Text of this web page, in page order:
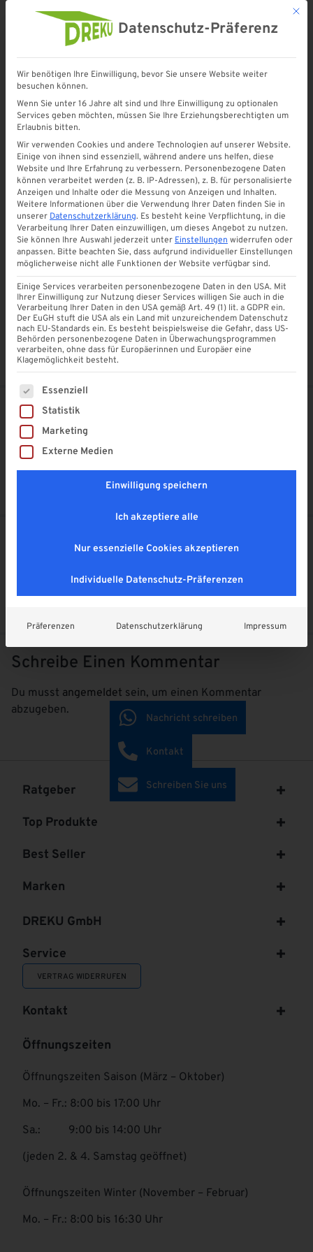
REFERENZEN
Ursula Sieger
VonWebtonia April 2018 0
Sehr geehrter Herr Schwalm,
Ich war mit Ihrer Beratung und der 3 netten Arbeitern
recht zufrieden.
Man kann Ihre Firma nur weiter empfehlen!
Liebe Grüße aus Castrop-Rauxel
Vorheriger Beitrag
Dieter und Marianne
Maier
Das könnte Ihnen auch gefallen
Schreibe Einen Kommentar
Du musst angemeldet sein, um einen Kommentar
abzugeben.
Ratgeber
Top Produkte
Best Seller
Marken
DREKU GmbH
Service
VERTRAG WIDERRUFEN
Kontakt
Öffnungszeiten
Öffnungszeiten Saison (März – Oktober)
Mo. – Fr.: 8:00 bis 17:00 Uhr
Sa.: 9:00 bis 14:00 Uhr
(jeden 2. & 4. Samstag geöffnet)
Öffnungszeiten Winter (November – Februar)
Mo. – Fr.: 8:00 bis 16:30 Uhr
Nachricht schreiben
Kontakt
Schreiben Sie uns
Mit
Datenschutz-Präferenz
Wir benötigen Ihre Einwilligung, bevor Sie unsere Website weiter
besuchen können.
Wenn Sie unter 16 Jahre alt sind und Ihre Einwilligung zu optionalen
Services geben möchten, müssen Sie Ihre Erziehungsberechtigten um
Erlaubnis bitten.
Wir verwenden Cookies und andere Technologien auf unserer Website.
Einige von ihnen sind essenziell, während andere uns helfen, diese
Website und Ihre Erfahrung zu verbessern. Personenbezogene Daten
können verarbeitet werden (z. B. IP-Adressen), z. B. für personalisierte
Anzeigen und Inhalte oder die Messung von Anzeigen und Inhalten.
Weitere Informationen über die Verwendung Ihrer Daten finden Sie in
unserer Datenschutzerklärung. Es besteht keine Verpflichtung, in die
Verarbeitung Ihrer Daten einzuwilligen, um dieses Angebot zu nutzen.
Sie können Ihre Auswahl jederzeit unter Einstellungen widerrufen oder
anpassen. Bitte beachten Sie, dass aufgrund individueller Einstellungen
möglicherweise nicht alle Funktionen der Website verfügbar sind.
Einige Services verarbeiten personenbezogene Daten in den USA. Mit
Ihrer Einwilligung zur Nutzung dieser Services willigen Sie auch in die
Verarbeitung Ihrer Daten in den USA gemäß Art. 49 (1) lit. a GDPR ein.
Der EuGH stuft die USA als ein Land mit unzureichendem Datenschutz
nach EU-Standards ein. Es besteht beispielsweise die Gefahr, dass US-
Behörden personenbezogene Daten in Überwachungsprogrammen
verarbeiten, ohne dass für Europäerinnen und Europäer eine
Klagemöglichkeit besteht.
Es folgt eine Liste der Service-Gruppen, für die eine
Essenziell
Statistik
Marketing
Externe Medien
Einwilligung speichern
Ich akzeptiere alle
Nur essenzielle Cookies akzeptieren
Individuelle Datenschutz-Präferenzen
Präferenzen Datenschutzerklärung Impressum